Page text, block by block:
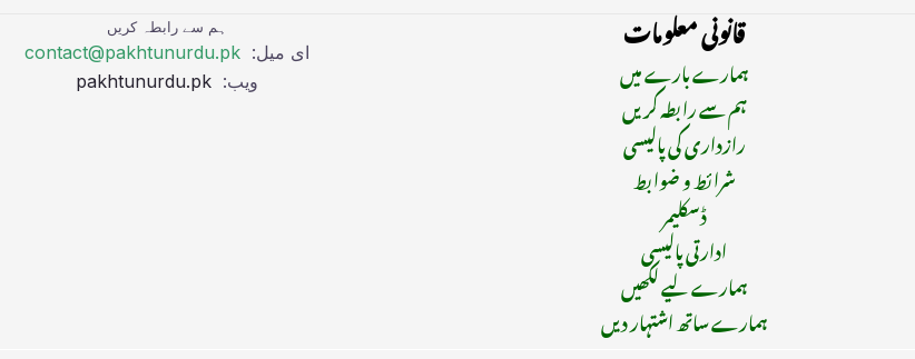
قانونی معلومات
ہمارے بارے میں
ہم سے رابطہ کریں
رازداری کی پالیسی
شرائط و ضوابط
ڈسکلیمر
ادارتی پالیسی
ہمارے لیے لکھیں
ہمارے ساتھ اشتہار دیں
ہم سے رابطہ کریں
ای میل: contact@pakhtunurdu.pk
ویب: